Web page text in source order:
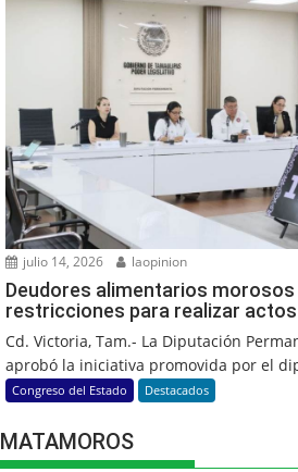
julio 14, 2026 laopinion
Deudores alimentarios
restricciones para realizar
Cd. Victoria, Tam.- La Diputación
aprobó la iniciativa promovida por el
Congreso del Estado Destacados
MATAMOROS